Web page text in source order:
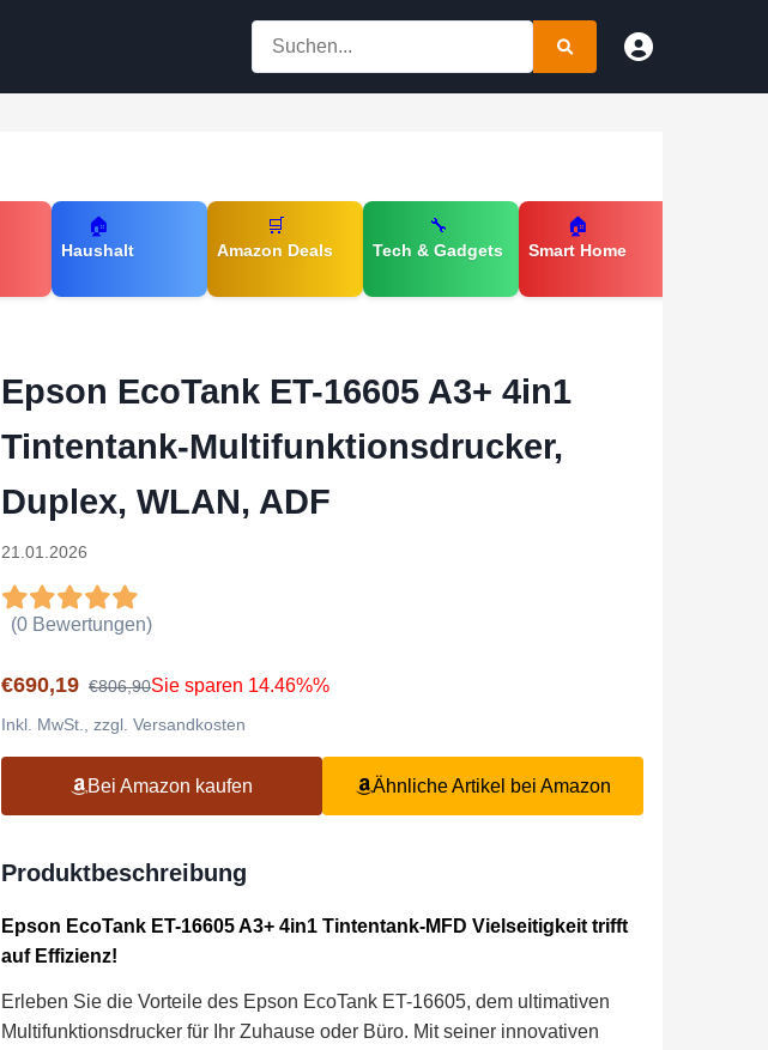
🏠
Haushalt
🛒
Amazon Deals
🔧
Tech & Gadgets
🏠
Smart Home
Epson EcoTank ET-16605 A3+ 4in1
Tintentank-Multifunktionsdrucker,
Duplex, WLAN, ADF
21.01.2026
(0 Bewertungen)
€690,19 €806,90Sie sparen 14.46%%
Inkl. MwSt., zzgl. Versandkosten
Bei Amazon kaufen Ähnliche Artikel bei Amazon
Produktbeschreibung
Epson EcoTank ET-16605 A3+ 4in1 Tintentank-MFD Vielseitigkeit trifft
auf Effizienz!
Erleben Sie die Vorteile des Epson EcoTank ET-16605, dem ultimativen
Multifunktionsdrucker für Ihr Zuhause oder Büro. Mit seiner innovativen